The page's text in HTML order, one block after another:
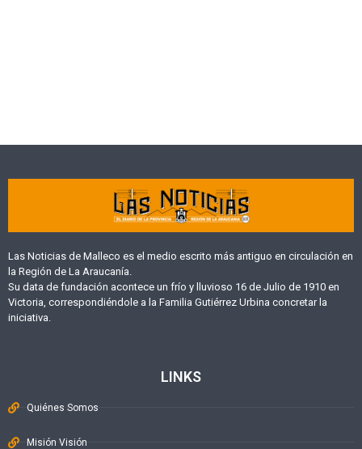
Las Noticias de Malleco es el medio escrito más antiguo en circulación en
la Región de La Araucanía.
Su data de fundación acontece un frío y lluvioso 16 de Julio de 1910 en
Victoria, correspondiéndole a la Familia Gutiérrez Urbina concretar la
iniciativa.
LINKS
Quiénes Somos
Misión Visión